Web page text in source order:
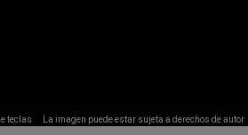
teclas La imagen puede estar sujeta a derechos de autor